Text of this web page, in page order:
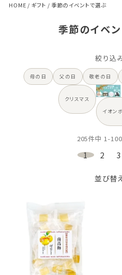
HOME ギフト 季節のイベントで選ぶ
季節のイベ
絞り込
母の日 父の日 敬老の日
クリスマス
イオン
並び替
205件中 1 -100
1 2 3